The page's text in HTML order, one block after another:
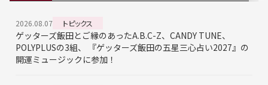
2026.08.07 トピックス
ゲッターズ飯田とご縁のあったA.B.C-Z、CANDY TUNE、
POLYPLUSの3組、 『ゲッターズ飯田の五星三心占い2027』の
開運ミュージックに参加！